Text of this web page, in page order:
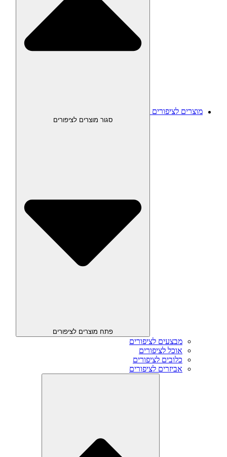
מוצרים לציפורים
סגור מוצרים לציפורים
פתח מוצרים לציפורים
מבצעים לציפורים
אוכל לציפורים
כלובים לציפורים
אביזרים לציפורים